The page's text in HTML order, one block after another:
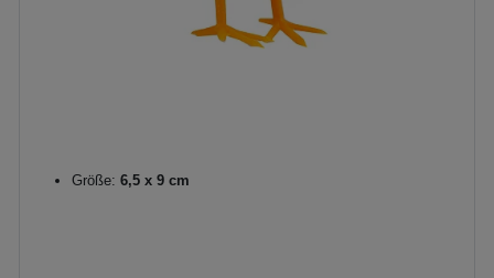
Größe: 6,5 x 9 cm